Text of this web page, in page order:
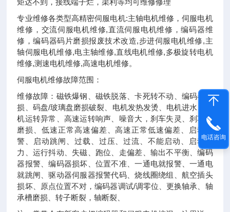
矩达不到，接线端子烂，渠利等均可维修修理
专业维修各类型高精密伺服电机:主轴电机维修，伺服电机
维修，交流伺服电机维修,直流伺服电机维修，编码器维
修，编码器码片磨损报废技术改造,步进伺服电机维修,主
轴伺服电机维修,电主轴维修,直线电机维修,多极旋转电机
维修,测速电机维修,高速电机维修。
伺服电机维修故障范围：
维修故障：磁铁爆钢、磁铁脱落、卡死转不动、编码器磨
损、码盘/玻璃盘磨损破裂、电机发热发烫、电机进水、电
机运转异常、高速运转响声、噪音大，刹车失灵、刹车片
磨损、低速正常高速偏差、高速正常低速偏差、启动报
警、启动跳闸、过载、过压、过流、不能启动、启动无
力、运行抖动、失磁、跑位、走偏差、输出不平衡、编码
器报警、编码器损坏、位置不准、一通电就报警、一通电
就跳闸、驱动器伺服器报警代码、烧线圈绕组、航空插头
损坏、原点位置不对，编码器调试/调零位、更换轴承、轴
承槽磨损、转子断裂，轴断裂、
电话咨询